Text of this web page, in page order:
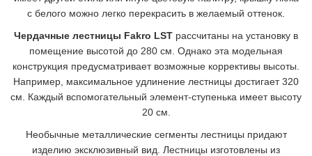
с белого можно легко перекрасить в желаемый оттенок.
Чердачные лестницы Fakro LST рассчитаны на установку в
помещение высотой до 280 см. Однако эта модельная
конструкция предусматривает возможные коррективы высоты.
Например, максимальное удлинение лестницы достигает 320
см. Каждый вспомогательный элемент-ступенька имеет высоту
20 см.
Необычные металлические сегменты лестницы придают
изделию эксклюзивный вид. Лестницы изготовлены из